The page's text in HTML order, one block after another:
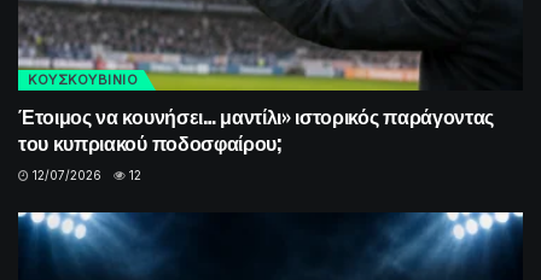
ΚΟΥΣΚΟΥΒΙΝΙΟ
Έτοιμος να κουνήσει… μαντίλι» ιστορικός παράγοντας
του κυπριακού ποδοσφαίρου;
12/07/2026 12